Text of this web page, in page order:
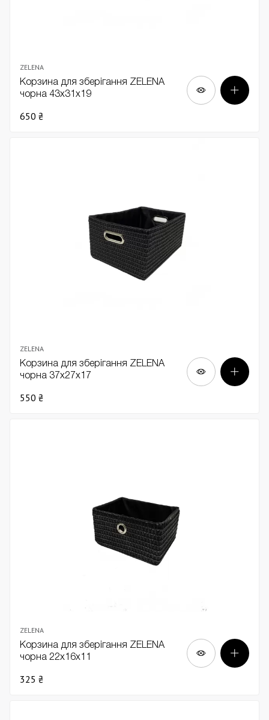
ZELENA
Корзина для зберігання ZELENA
чорна 43х31х19
650 ₴
ZELENA
Корзина для зберігання ZELENA
чорна 37х27х17
550 ₴
ZELENA
Корзина для зберігання ZELENA
чорна 22х16х11
325 ₴